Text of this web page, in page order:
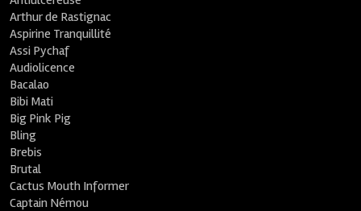
Arthur de Rastignac
Aspirine Tranquillité
Assi Pychaf
Audiolicence
Bacalao
Bibi Mati
Big Pink Pig
Bling
Brebis
Brutal
Cactus Mouth Informer
Captain Némou